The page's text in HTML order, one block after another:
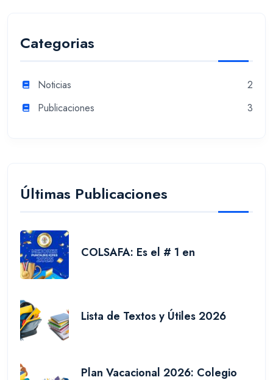
Categorias
Noticias
2
Publicaciones
3
Últimas Publicaciones
COLSAFA: Es el # 1 en
Lista de Textos y Útiles 2026
Plan Vacacional 2026: Colegio